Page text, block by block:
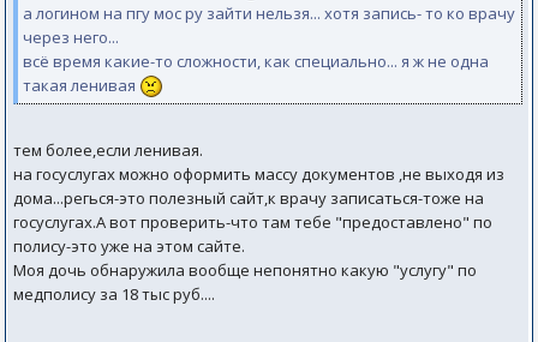
а логином на пгу мос ру зайти нельзя... хотя запись- то ко врачу
через него...
всё время какие-то сложности, как специально... я ж не одна
такая ленивая
тем более,если ленивая.
на госуслугах можно оформить массу документов ,не выходя из
дома...регься-это полезный сайт,к врачу записаться-тоже на
госуслугах.А вот проверить-что там тебе "предоставлено" по
полису-это уже на этом сайте.
Моя дочь обнаружила вообще непонятно какую "услугу" по
медполису за 18 тыс руб....